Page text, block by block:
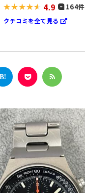
4.9 164件
クチコミを全て見る